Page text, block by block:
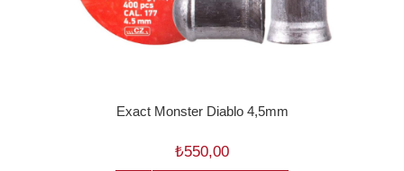
Exact Monster Diablo 4,5mm
₺550,00